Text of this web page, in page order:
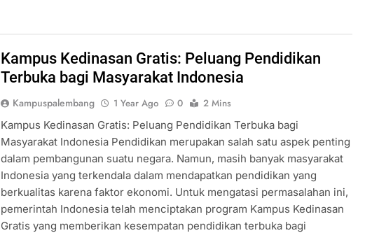
Kampus Kedinasan Gratis: Peluang Pendidikan
Terbuka bagi Masyarakat Indonesia
Kampuspalembang 1 Year Ago 0
2 Mins
Kampus Kedinasan Gratis: Peluang Pendidikan Terbuka bagi
Masyarakat Indonesia Pendidikan merupakan salah satu aspek penting
dalam pembangunan suatu negara. Namun, masih banyak masyarakat
Indonesia yang terkendala dalam mendapatkan pendidikan yang
berkualitas karena faktor ekonomi. Untuk mengatasi permasalahan ini,
pemerintah Indonesia telah menciptakan program Kampus Kedinasan
Gratis yang memberikan kesempatan pendidikan terbuka bagi